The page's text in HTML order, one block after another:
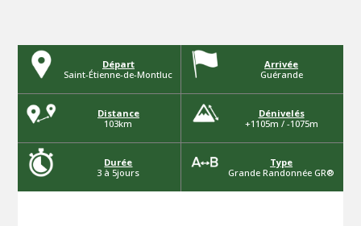
Départ
Saint-Étienne-de-Montluc
Arrivée
Guérande
Distance
103km
Dénivelés
+1105m / -1075m
Durée
3 à 5jours
Type
Grande Randonnée GR®